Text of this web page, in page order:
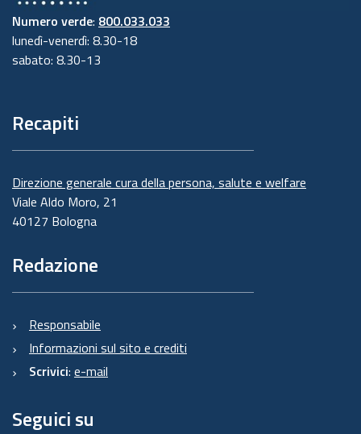
Numero verde: 800.033.033
lunedì-venerdì: 8.30-18
sabato: 8.30-13
Recapiti
Direzione generale cura della persona, salute e welfare
Viale Aldo Moro, 21
40127 Bologna
Redazione
Responsabile
Informazioni sul sito e crediti
Scrivici: e-mail
Seguici su